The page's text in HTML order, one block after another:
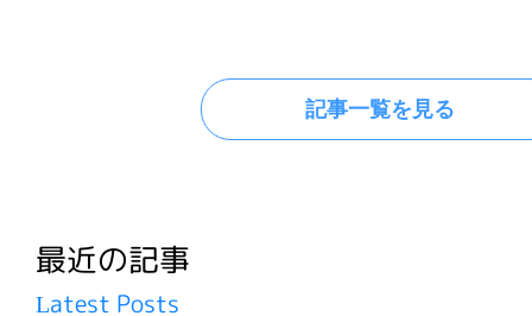
記事一覧を見る
最近の記事
Latest Posts